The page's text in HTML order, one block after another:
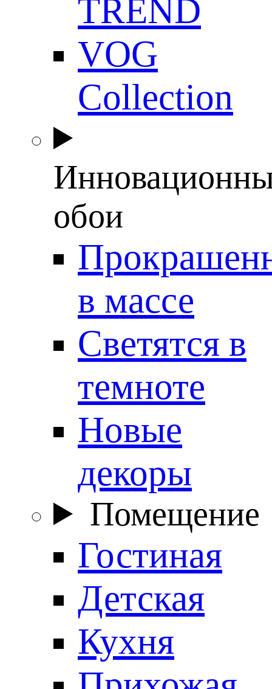
TREND
VOG
Collection
обои
в массе
Светятся в
темноте
Новые
декоры
Помещение
Гостиная
Детская
Кухня